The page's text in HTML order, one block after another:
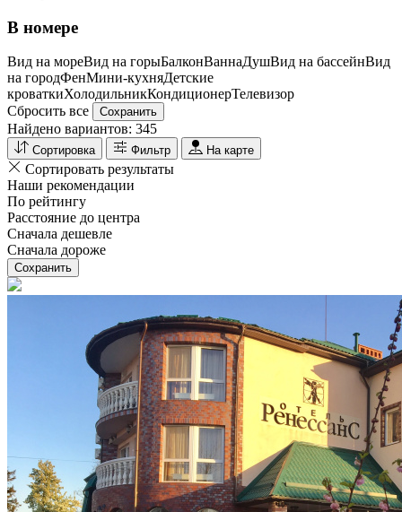
В номере
Вид на мореВид на горыБалконВаннаДушВид на бассейнВид
на городФенМини-кухняДетские
кроваткиХолодильникКондиционерТелевизор
Сбросить все
Сохранить
Найдено вариантов: 345
Сортировка Фильтр На карте
Сортировать результаты
Наши рекомендации
По рейтингу
Расстояние до центра
Сначала дешевле
Сначала дороже
Сохранить